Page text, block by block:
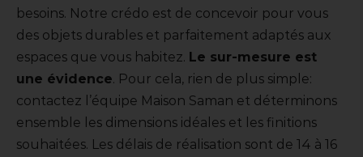
besoins. Notre crédo est de concevoir pour vous
des objets durables et parfaitement adaptés aux
espaces que vous habitez. Le sur-mesure est
une évidence. Pour cela, rien de plus simple:
contactez l’équipe Maison Saman et déterminons
ensemble les dimensions idéales et les finitions
souhaitées. Les délais de réalisation sont de 14 à 16